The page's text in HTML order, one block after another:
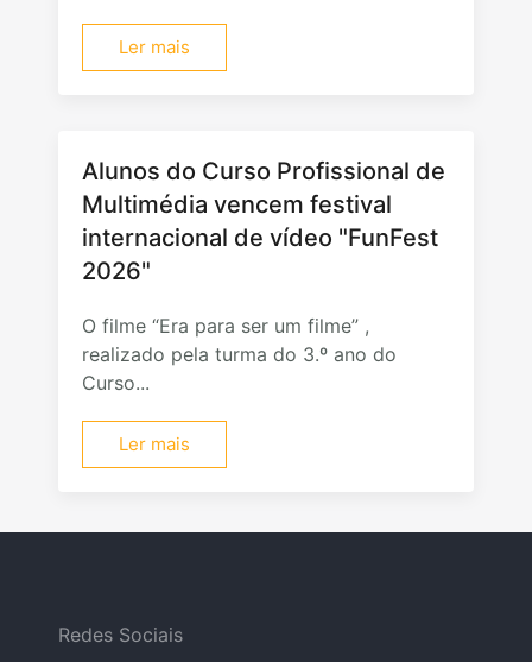
Ler mais
Alunos do Curso Profissional de
Multimédia vencem festival
internacional de vídeo "FunFest
2026"
O filme “Era para ser um filme” ,
realizado pela turma do 3.º ano do
Curso...
Ler mais
Redes Sociais